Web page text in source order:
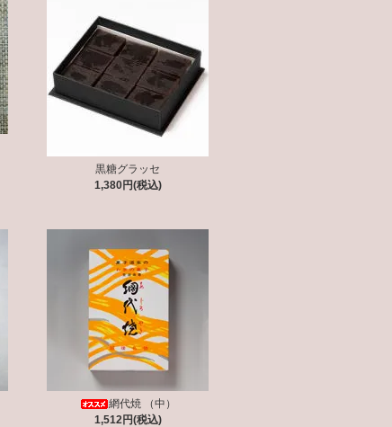
黒糖グラッセ
1,380円(税込)
網代焼 （中）
1,512円(税込)